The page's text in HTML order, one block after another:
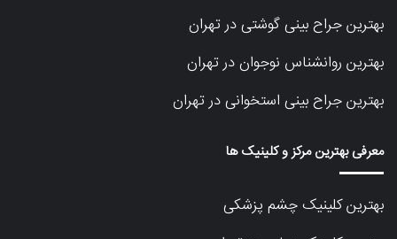
بهترین جراح بینی گوشتی در تهران
بهترین روانشناس نوجوان در تهران
بهترین جراح بینی استخوانی در تهران
معرفی بهترین مرکز و کلینیک ها
بهترین کلینیک چشم پزشکی